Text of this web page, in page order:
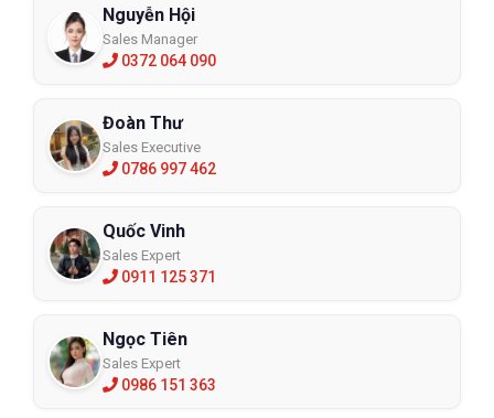
Nguyễn Hội
Sales Manager
0372 064 090
Đoàn Thư
Sales Executive
0786 997 462
Quốc Vinh
Sales Expert
0911 125 371
Ngọc Tiên
Sales Expert
0986 151 363